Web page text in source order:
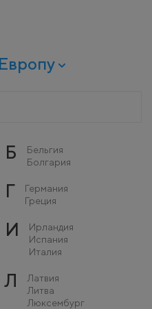
Европу
Б
Бельгия
Болгария
Г
Германия
Греция
И
Ирландия
Испания
Италия
Л
Латвия
Литва
Люксембург